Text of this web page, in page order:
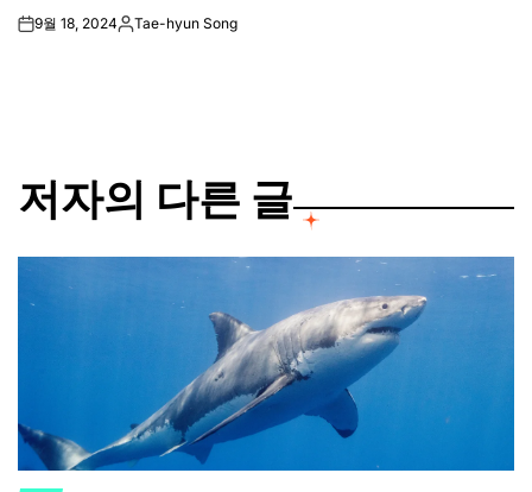
on9월 18, 2024Posted
Tae-hyun Song
저자의 다른 글